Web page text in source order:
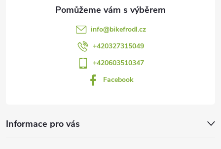
info@bikefrodl.cz
+420327315049
+420603510347
Facebook
Informace pro vás